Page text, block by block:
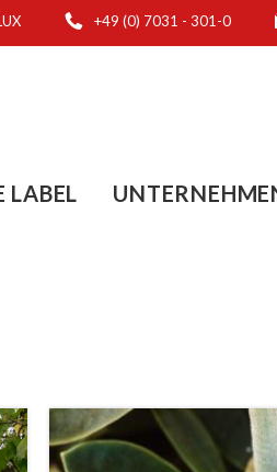
+49 (0) 7031 - 301-0
LABEL